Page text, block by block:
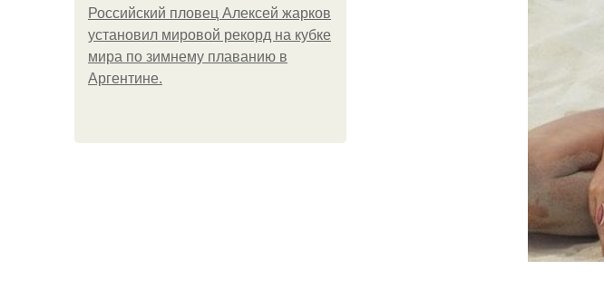
Российский пловец Алексей жарков
установил мировой рекорд на кубке
мира по зимнему плаванию в
Аргентине.